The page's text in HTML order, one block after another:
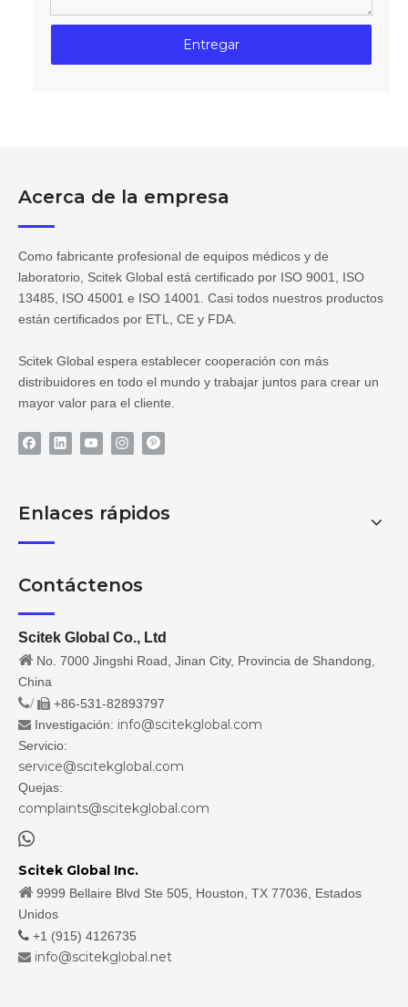
Entregar
Acerca de la empresa
Como fabricante profesional de equipos médicos y de
laboratorio, Scitek Global está certificado por ISO 9001, ISO
13485, ISO 45001 e ISO 14001. Casi todos nuestros productos
están certificados por ETL, CE y FDA.
Scitek Global espera establecer cooperación con más
distribuidores en todo el mundo y trabajar juntos para crear un
mayor valor para el cliente.
Enlaces rápidos
Contáctenos
Scitek Global Co., Ltd
 No. 7000 Jingshi Road, Jinan City, Provincia de Shandong,
China
/  +86-531-82893797
 Investigación: info@scitekglobal.com
Servicio:
service@scitekglobal.com
Quejas:
complaints@scitekglobal.com

Scitek Global Inc.
 9999 Bellaire Blvd Ste 505, Houston, TX 77036, Estados
Unidos
 +1 (915) 4126735
 info@scitekglobal.net